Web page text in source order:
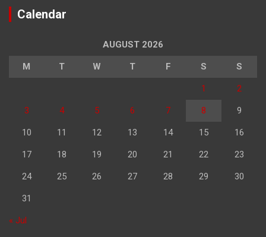
Calendar
AUGUST 2026
M T W T F S S
1 2
3 4 5 6 7 8 9
10 11 12 13 14 15 16
17 18 19 20 21 22 23
24 25 26 27 28 29 30
31
« Jul